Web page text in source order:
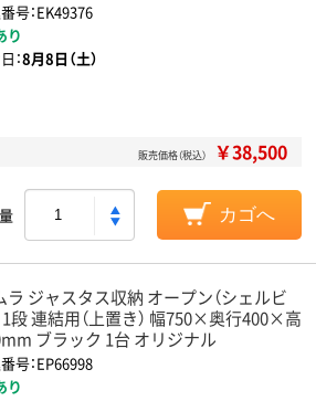
号：EK49376
り
：8月8日（土）
販売価格（税込） ￥38,500
カゴへ
ラ ジャスタス収納 オープン（シェルビ
1段 連結用（上置き） 幅750×奥行400×高
ブラック 1台 オリジナル
号：EP66998
り